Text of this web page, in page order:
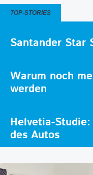
TOP-STORIES
Santander Star
Warum noch
werden
Helvetia-
des Autos